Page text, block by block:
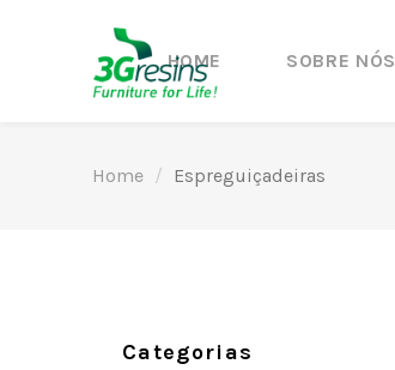
HOME SOBRE NÓS
Home Espreguiçadeiras
Categorias